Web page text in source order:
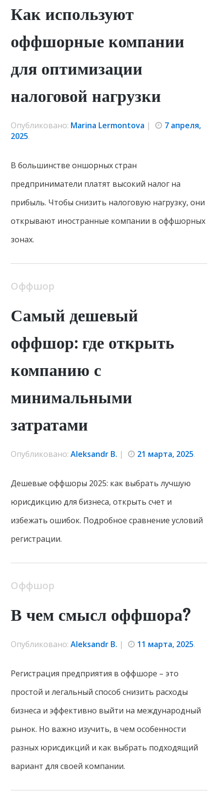
Как используют
оффшорные компании
для оптимизации
налоговой нагрузки
Опубликовано: Marina Lermontova |
7 апреля,
2025.
В большинстве оншорных стран
предприниматели платят высокий налог на
прибыль. Чтобы снизить налоговую нагрузку, они
открывают иностранные компании в оффшорных
зонах.
Оффшор
Самый дешевый
оффшор: где открыть
компанию с
минимальными
затратами
Опубликовано:Aleksandr B. | 21 марта, 2025.
Дешевые оффшоры 2025: как выбрать лучшую
юрисдикцию для бизнеса, открыть счет и
избежать ошибок. Подробное сравнение условий
регистрации.
Оффшор
В чем смысл оффшора?
Опубликовано:Aleksandr B. | 11 марта, 2025.
Регистрация предприятия в оффшоре – это
простой и легальный способ снизить расходы
бизнеса и эффективно выйти на международный
рынок. Но важно изучить, в чем особенности
разных юрисдикций и как выбрать подходящий
вариант для своей компании.